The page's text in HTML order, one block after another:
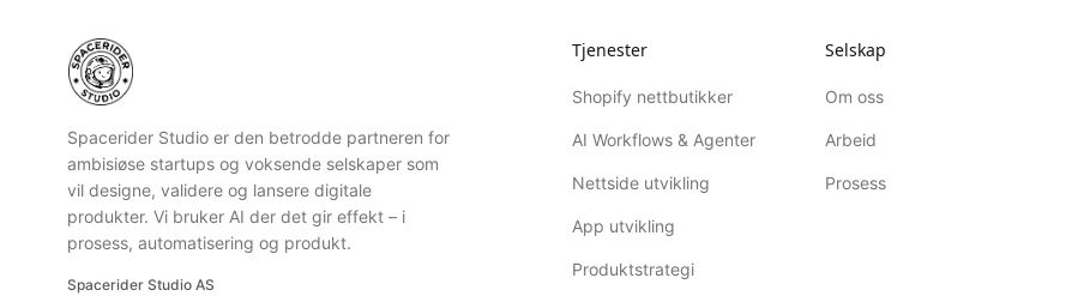
Spacerider Studio er den betrodde partneren for
ambisiøse startups og voksende selskaper som
vil designe, validere og lansere digitale
produkter. Vi bruker AI der det gir effekt – i
prosess, automatisering og produkt.
Spacerider Studio AS
Tjenester
Shopify nettbutikker
AI Workflows & Agenter
Nettside utvikling
App utvikling
Produktstrategi
Selskap
Om oss
Arbeid
Prosess